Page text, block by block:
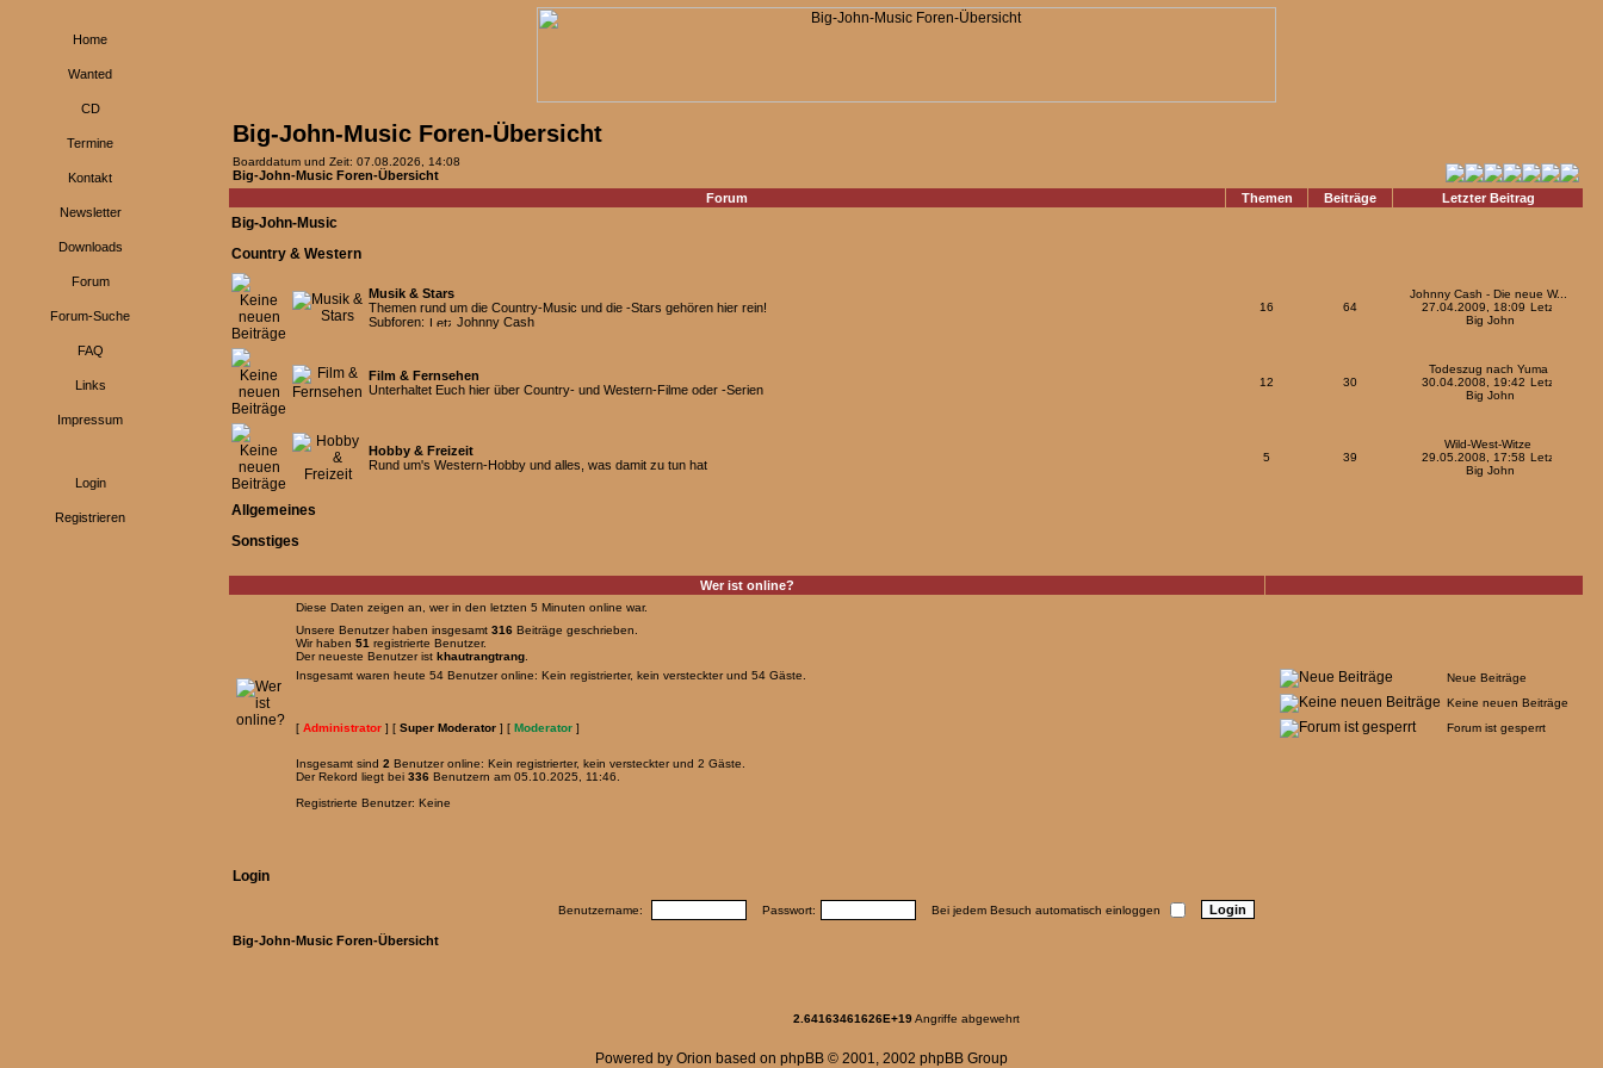
Home
Wanted
CD
Termine
Kontakt
Newsletter
Downloads
Forum
Forum-Suche
FAQ
Links
Impressum
Login
Registrieren
Big-John-Music Foren-Übersicht
Boarddatum und Zeit: 07.08.2026, 14:08
Big-John-Music Foren-Übersicht
Forum
Themen Beiträge Letzter Beitrag
Big-John-Music
Country & Western
Musik & Stars
Themen rund um die Country-Music und die -Stars gehören hier rein!
Subforen:
Johnny Cash
16 64
Johnny Cash - Die neue W...
27.04.2009, 18:09
Big John
Film & Fernsehen
Unterhaltet Euch hier über Country- und Western-Filme oder -Serien
12 30
Todeszug nach Yuma
30.04.2008, 19:42
Big John
Hobby & Freizeit
Rund um's Western-Hobby und alles, was damit zu tun hat
5 39
Wild-West-Witze
29.05.2008, 17:58
Big John
Allgemeines
Sonstiges
Wer ist online?
Diese Daten zeigen an, wer in den letzten 5 Minuten online war.
Neue Beiträge
Keine neuen Beiträge
Forum ist gesperrt
Unsere Benutzer haben insgesamt 316 Beiträge geschrieben.
Wir haben 51 registrierte Benutzer.
Der neueste Benutzer ist khautrangtrang
Insgesamt waren heute 54 Benutzer online: Kein registrierter, kein versteckter und 54 Gäste.
[ Administrator ] [ Super Moderator ] [ Moderator ]
Insgesamt sind 2 Benutzer online: Kein registrierter, kein versteckter und 2 Gäste.
Der Rekord liegt bei 336 Benutzern am 05.10.2025, 11:46.
Registrierte Benutzer: Keine
Login
Benutzername: Passwort: Bei jedem Besuch automatisch einloggen
Big-John-Music Foren-Übersicht
2.64163461626E+19Angriffe abgewehrt
Powered by Orion based on phpBB © 2001, 2002 phpBB Group